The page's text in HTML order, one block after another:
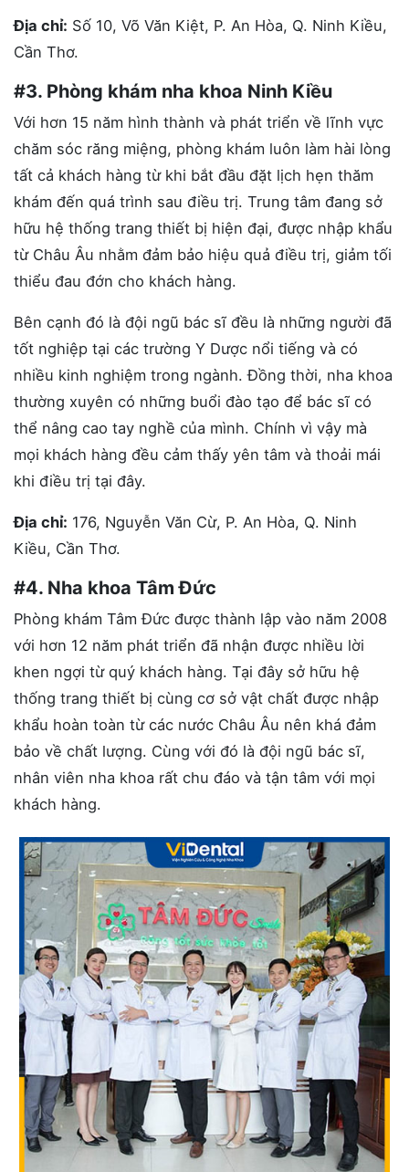
Địa chỉ: Số 10, Võ Văn Kiệt, P. An Hòa, Q. Ninh Kiều,
Cần Thơ.
#3. Phòng khám nha khoa Ninh Kiều
Với hơn 15 năm hình thành và phát triển về lĩnh vực
chăm sóc răng miệng, phòng khám luôn làm hài lòng
tất cả khách hàng từ khi bắt đầu đặt lịch hẹn thăm
khám đến quá trình sau điều trị. Trung tâm đang sở
hữu hệ thống trang thiết bị hiện đại, được nhập khẩu
từ Châu Âu nhằm đảm bảo hiệu quả điều trị, giảm tối
thiểu đau đớn cho khách hàng.
Bên cạnh đó là đội ngũ bác sĩ đều là những người đã
tốt nghiệp tại các trường Y Dược nổi tiếng và có
nhiều kinh nghiệm trong ngành. Đồng thời, nha khoa
thường xuyên có những buổi đào tạo để bác sĩ có
thể nâng cao tay nghề của mình. Chính vì vậy mà
mọi khách hàng đều cảm thấy yên tâm và thoải mái
khi điều trị tại đây.
Địa chỉ: 176, Nguyễn Văn Cừ, P. An Hòa, Q. Ninh
Kiều, Cần Thơ.
#4. Nha khoa Tâm Đức
Phòng khám Tâm Đức được thành lập vào năm 2008
với hơn 12 năm phát triển đã nhận được nhiều lời
khen ngợi từ quý khách hàng. Tại đây sở hữu hệ
thống trang thiết bị cùng cơ sở vật chất được nhập
khẩu hoàn toàn từ các nước Châu Âu nên khá đảm
bảo về chất lượng. Cùng với đó là đội ngũ bác sĩ,
nhân viên nha khoa rất chu đáo và tận tâm với mọi
khách hàng.